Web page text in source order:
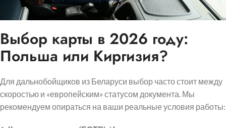
Выбор карты в 2026 году:
Польша или Киргизия?
Для дальнобойщиков из Беларуси выбор часто стоит между
скоростью и «европейским» статусом документа. Мы
рекомендуем опираться на ваши реальные условия работы: